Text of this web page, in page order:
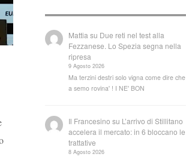
Mattia su Due reti nel test alla
Fezzanese. Lo Spezia segna nella
ripresa
9 Agosto 2026
Ma terzini destri solo vigna come dire che
a semo rovina' ! I NE' BON
Il Francesino su L’arrivo di Stillitano
accelera il mercato: in 6 bloccano le
trattative
8 Agosto 2026